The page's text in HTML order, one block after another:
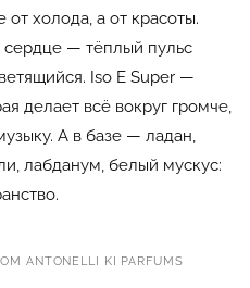
холода, а от красоты.
— тёплый пульс
Iso E Super —
делает всё вокруг громче,
А в базе — ладан,
лабданум, белый мускус:
KI PARFUMS